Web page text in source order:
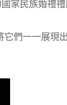
家民族婚禮禮
它們一一展現